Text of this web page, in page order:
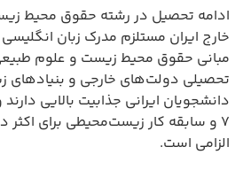
ادامه تحصیل در رشته حقوق محیط
خارج ایران مستلزم مدرک زبان
مبانی حقوق محیط زیست و علوم
تحصیلی دولت‌های خارجی و بنیادهای
دانشجویان ایرانی جذابیت بالایی
۷ و سابقه کار زیست‌محیطی برای اکثر
الزامی است.